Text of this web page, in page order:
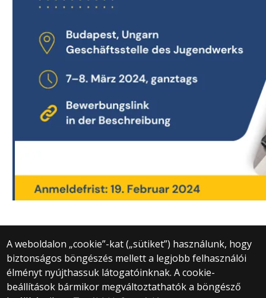
A weboldalon „cookie”-kat („sütiket”) használunk, hogy
biztonságos böngészés mellett a legjobb felhasználói
élményt nyújthassuk látogatóinknak. A cookie-
beállítások bármikor megváltoztathatók a böngésző
© 2025 Eötvös Loránd Tudományegyetem
Minden jog fenntartva.
1053 Budapest, Egyetem tér 1–3.